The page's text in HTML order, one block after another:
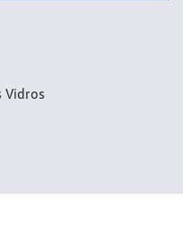
Vidros